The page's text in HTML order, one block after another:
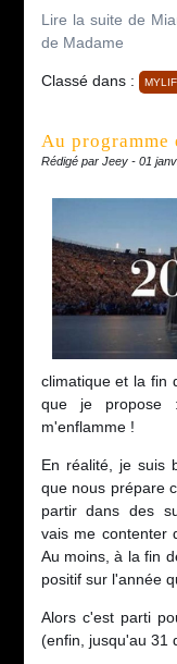
Lire la suite de
de Madame
Classé dans :
Au programme
Rédigé par Jeey - 01
climatique et la fin
que je
m'enflamme !
En réalité, je suis
que nous prépare
partir dans des
vais me contenter
Au moins, à la fin
positif sur l'année
Alors c'est parti
(enfin, jusqu'au 31